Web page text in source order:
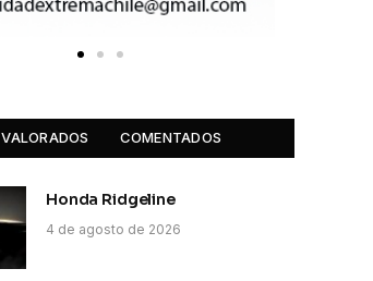
VALORADOS COMENTADOS
Honda Ridgeline
4 de agosto de 2026